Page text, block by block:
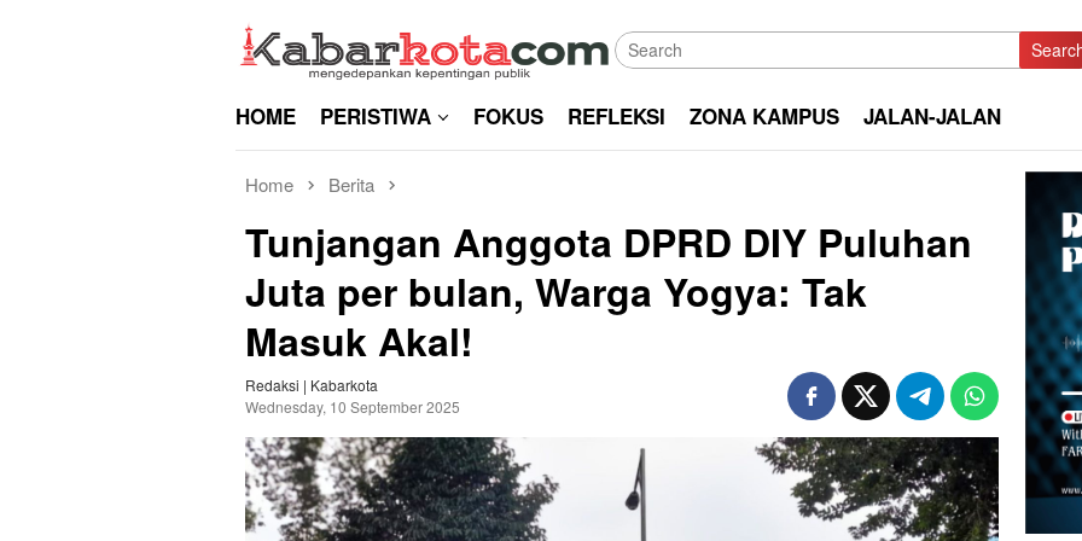
HOME PERISTIWA FOKUS REFLEKSI ZONA KAMPUS JALAN-JALAN
Home Berita
Tunjangan Anggota DPRD DIY Puluhan
Juta per bulan, Warga Yogya: Tak
Masuk Akal!
Redaksi | Kabarkota
Wednesday, 10 September 2025